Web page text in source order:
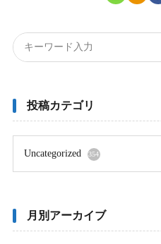
投稿カテゴリ
Uncategorized 354
月別アーカイブ